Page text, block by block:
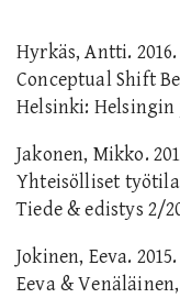
Hyrkäs, Antti.
Conceptual Shift
Helsinki:
Jakonen, Mikko.
Yhteisölliset
Tiede & edistys 2/
Jokinen, Eeva.
Eeva &